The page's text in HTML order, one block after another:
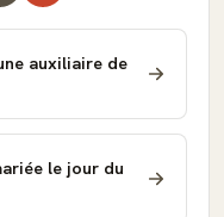
auxiliaire de
le jour du